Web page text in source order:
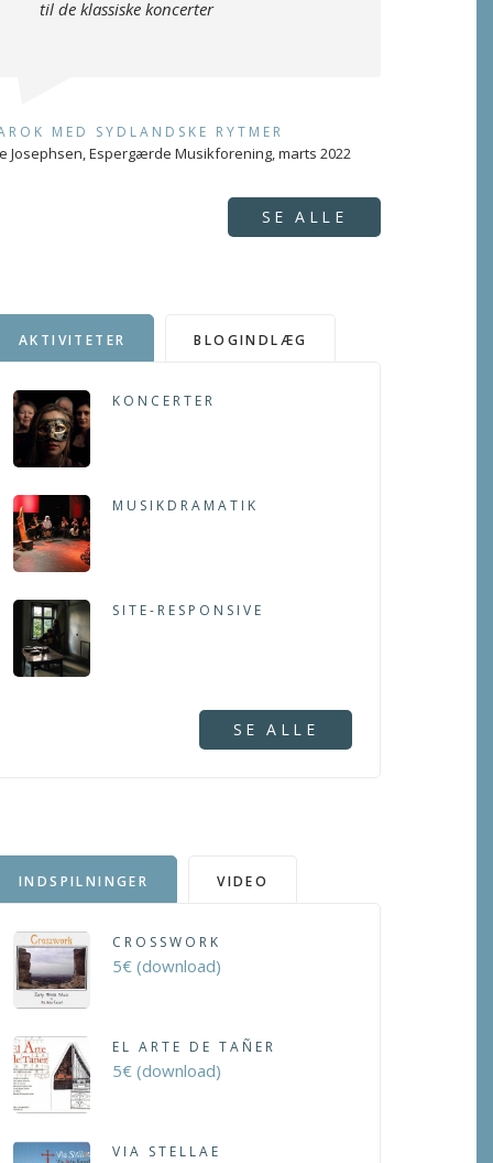
til de klassiske koncerter
MED SYDLANDSKE RYTMER
Josephsen, Espergærde Musikforening, marts 2022
SE ALLE
AKTIVITETER BLOGINDLÆG
KONCERTER
MUSIKDRAMATIK
SITE-RESPONSIVE
SE ALLE
INDSPILNINGER VIDEO
CROSSWORK
5€ (download)
EL ARTE DE TAÑER
5€ (download)
VIA STELLAE